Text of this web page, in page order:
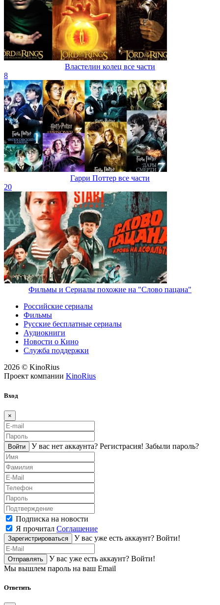
Властелин колец все части
8
Гарри Поттер все части
20
Фильмы и Сериалы похожие на "Слово пацана"
Российские сериалы
Фильмы
Русские бесплатные сериалы
Аудиокниги
Новости о Кино
Служба поддержки
2026 © KinoRius
Проект компании KinoRius
Вход
×
Войти У вас нет аккаунта? Регистраcия! Забыли пароль?
Подписка на новости
Я прочитал Соглашение
Зарегистрироваться У вас уже есть аккаунт? Войти!
Отправлять У вас уже есть аккаунт? Войти!
Мы вышлем пароль на ваш Email
Ответить